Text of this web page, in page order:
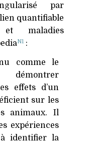
par
quantifiable
maladies
N1 :
comme le
effets d’un
sur les
animaux. Il
expériences
identifier la